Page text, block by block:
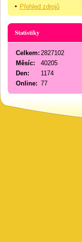
Přehled zdrojů
Statistiky
Online: 77
Celkem: 2827102
Měsíc:
40205
Den:
1174